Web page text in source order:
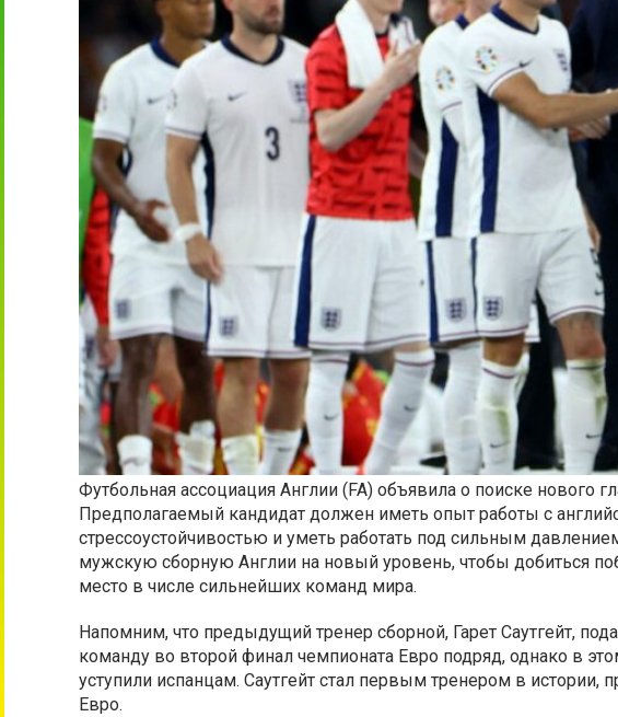
Футбольная ассоциация Англии (FA) объявила о поиске нового
Предполагаемый кандидат должен иметь опыт работы с
стрессоустойчивостью и уметь работать под сильным
мужскую сборную Англии на новый уровень, чтобы добиться
место в числе сильнейших команд мира.
Напомним, что предыдущий тренер сборной, Гарет Саутгейт,
команду во второй финал чемпионата Евро подряд, однако в
уступили испанцам. Саутгейт стал первым тренером в
Евро.